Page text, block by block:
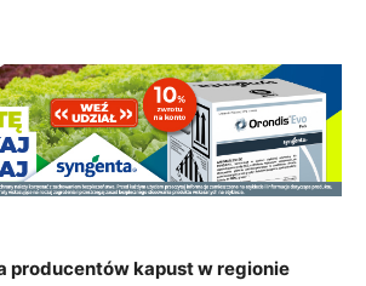
producentów kapust w regionie